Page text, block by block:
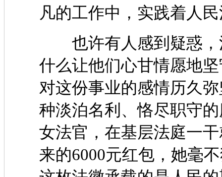
凡的工作中，实践着人
也许有人感到疑惑，
什么让他们心甘情愿地
对这份事业的感情历久
种淡泊名利、恪尽职守
女法官，在基层法庭一
来的6000元红包，她毫